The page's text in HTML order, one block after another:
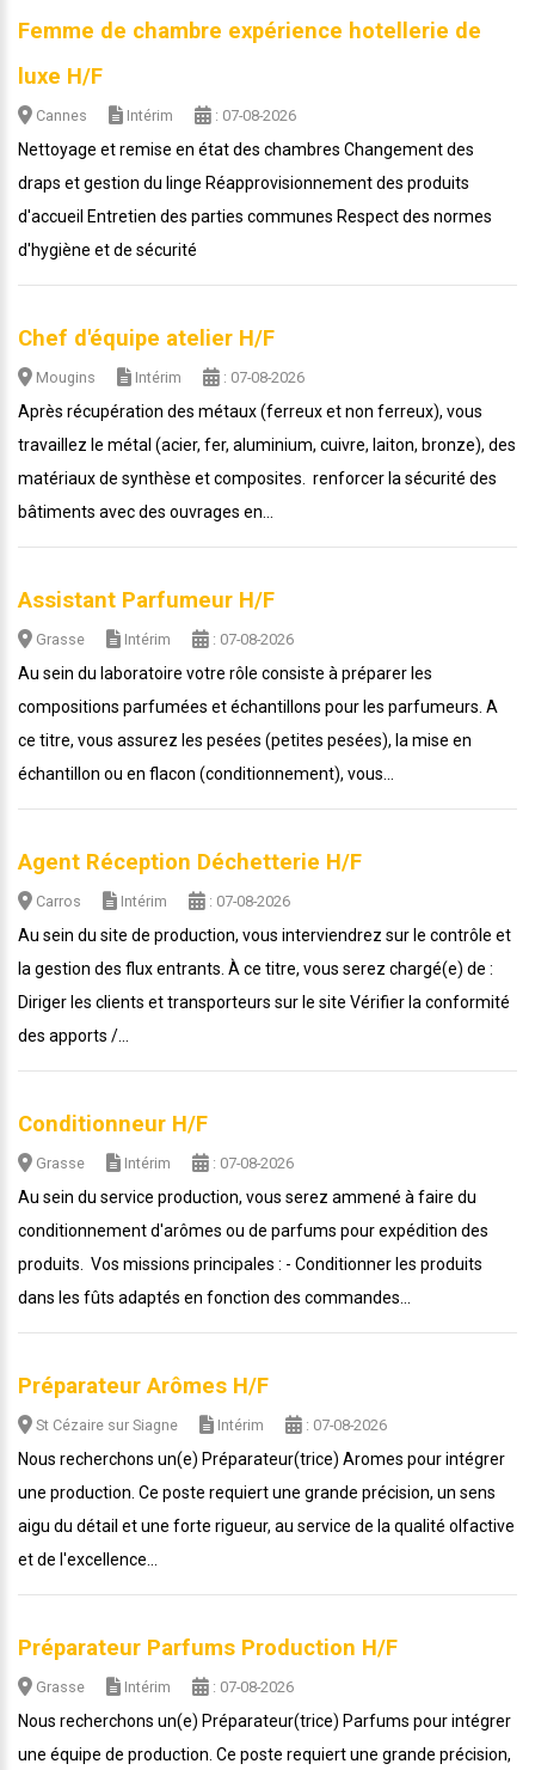
Femme de chambre expérience hotellerie de
luxe H/F
Cannes Intérim : 07-08-2026
Nettoyage et remise en état des chambres Changement des
draps et gestion du linge Réapprovisionnement des produits
d'accueil Entretien des parties communes Respect des normes
d'hygiène et de sécurité
Chef d'équipe atelier H/F
Mougins Intérim : 07-08-2026
Après récupération des métaux (ferreux et non ferreux), vous
travaillez le métal (acier, fer, aluminium, cuivre, laiton, bronze), des
matériaux de synthèse et composites. renforcer la sécurité des
bâtiments avec des ouvrages en...
Assistant Parfumeur H/F
Grasse Intérim : 07-08-2026
Au sein du laboratoire votre rôle consiste à préparer les
compositions parfumées et échantillons pour les parfumeurs. A
ce titre, vous assurez les pesées (petites pesées), la mise en
échantillon ou en flacon (conditionnement), vous...
Agent Réception Déchetterie H/F
Carros Intérim : 07-08-2026
Au sein du site de production, vous interviendrez sur le contrôle et
la gestion des flux entrants. À ce titre, vous serez chargé(e) de :
Diriger les clients et transporteurs sur le site Vérifier la conformité
des apports /...
Conditionneur H/F
Grasse Intérim : 07-08-2026
Au sein du service production, vous serez ammené à faire du
conditionnement d'arômes ou de parfums pour expédition des
produits. Vos missions principales : - Conditionner les produits
dans les fûts adaptés en fonction des commandes...
Préparateur Arômes H/F
St Cézaire sur Siagne Intérim : 07-08-2026
Nous recherchons un(e) Préparateur(trice) Aromes pour intégrer
une production. Ce poste requiert une grande précision, un sens
aigu du détail et une forte rigueur, au service de la qualité olfactive
et de l'excellence...
Préparateur Parfums Production H/F
Grasse Intérim : 07-08-2026
Nous recherchons un(e) Préparateur(trice) Parfums pour intégrer
une équipe de production. Ce poste requiert une grande précision,